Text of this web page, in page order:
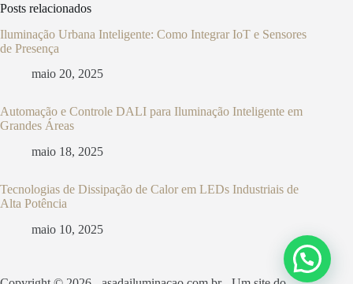
Posts relacionados
Iluminação Urbana Inteligente: Como Integrar IoT e Sensores
de Presença
maio 20, 2025
Automação e Controle DALI para Iluminação Inteligente em
Grandes Áreas
maio 18, 2025
Tecnologias de Dissipação de Calor em LEDs Industriais de
Alta Potência
maio 10, 2025